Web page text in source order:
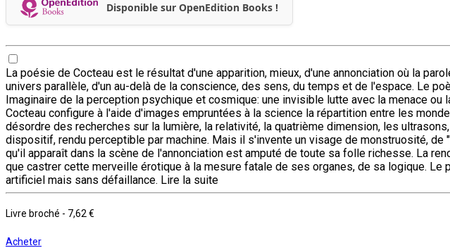
Disponible sur OpenEdition Books !
La poésie de Cocteau est le résultat d'une apparition, mieux, d'une annonciation où la
univers parallèle, d'un au-delà de la conscience, des sens, du temps et de l'espace. Le
Imaginaire de la perception psychique et cosmique: une invisible lutte avec la menace
Cocteau configure à l'aide d'images empruntées à la science la répartition entre les
désordre des recherches sur la lumière, la relativité, la quatrième dimension, les
dispositif, rendu perceptible par machine. Mais il s'invente un visage de monstruosité,
qu'il apparaît dans la scène de l'annonciation est amputé de toute sa folle richesse. La
que castrer cette merveille érotique à la mesure fatale de ses organes, de sa logique.
artificiel mais sans défaillance. Lire la suite
Livre broché - 7,62 €
Acheter